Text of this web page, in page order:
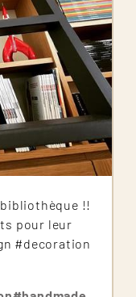
!!
pour leur
#decoration